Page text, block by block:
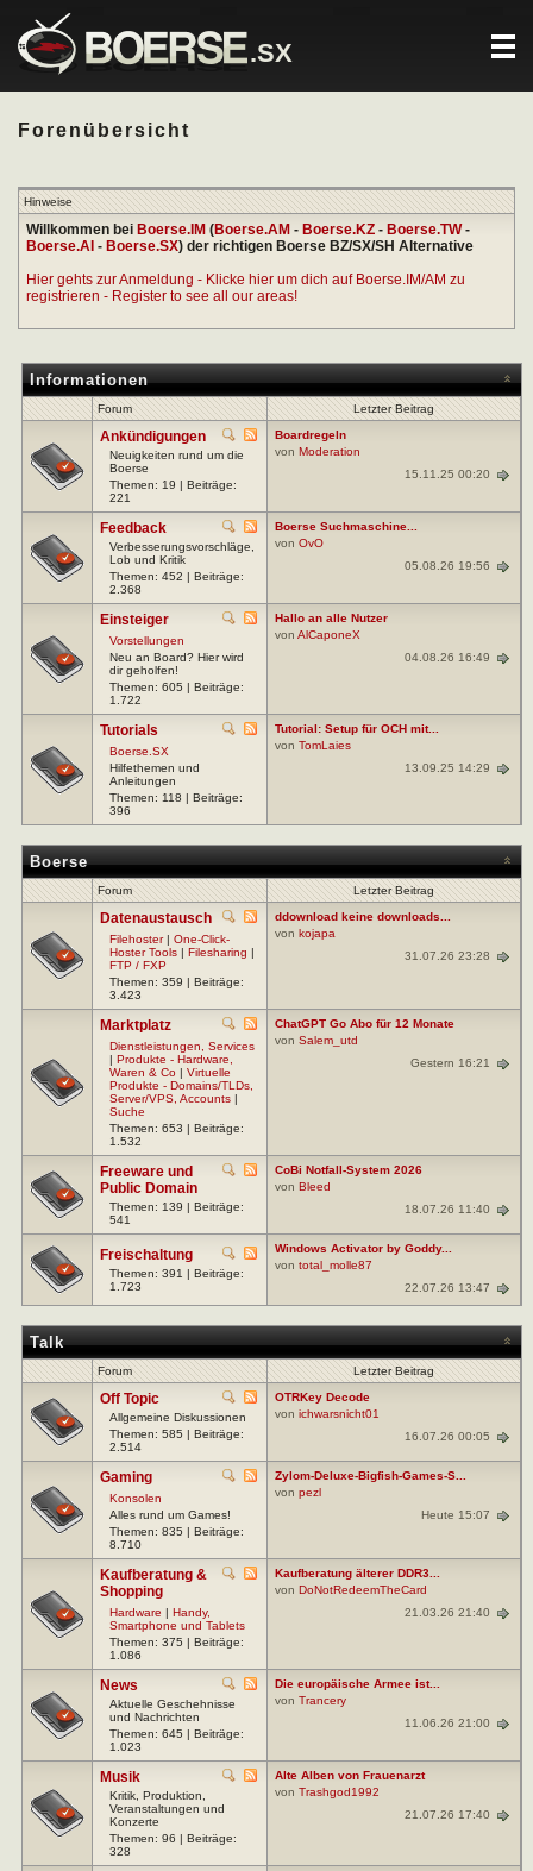
.SX
Forenübersicht
Hinweise
Willkommen bei Boerse.IM (Boerse.AM - Boerse.KZ - Boerse.TW-
Boerse.AI - Boerse.SX) der richtigen Boerse BZ/SX/SH Alternative
Hier gehts zur Anmeldung - Klicke hier um dich auf Boerse.IM/AM zu
registrieren - Register to see all our areas!
Informationen
Forum Letzter Beitrag
Ankündigungen
Neuigkeiten rund um die
Boerse
Themen: 19 | Beiträge:
221
Boardregeln
von Moderation
15.11.25 00:20
Feedback
Verbesserungsvorschläge,
Lob und Kritik
Themen: 452 | Beiträge:
2.368
Boerse Suchmaschine...
von OvO
05.08.26 19:56
Einsteiger
Vorstellungen
Neu an Board? Hier wird
dir geholfen!
Themen: 605 | Beiträge:
1.722
Hallo an alle Nutzer
von AlCaponeX
04.08.26 16:49
Tutorials
Boerse.SX
Hilfethemen und
Anleitungen
Themen: 118 | Beiträge:
396
Tutorial: Setup für OCH mit...
von TomLaies
13.09.25 14:29
Boerse
Forum Letzter Beitrag
Datenaustausch
Filehoster| One-Click-
Hoster Tools | Filesharing |
FTP / FXP
Themen: 359 | Beiträge:
3.423
ddownload keine downloads...
von kojapa
31.07.26 23:28
Marktplatz
Dienstleistungen, Services
| Produkte - Hardware,
Waren & Co | Virtuelle
Produkte - Domains/TLDs,
Server/VPS, Accounts |
Suche
Themen: 653 | Beiträge:
1.532
ChatGPT Go Abo für 12 Monate
von Salem_utd
Gestern 16:21
Freeware und
Public Domain
Themen: 139 | Beiträge:
541
CoBi Notfall-System 2026
von Bleed
18.07.26 11:40
Freischaltung
Themen: 391 | Beiträge:
1.723
Windows Activator by Goddy...
von total_molle87
22.07.26 13:47
Talk
Forum Letzter Beitrag
Off Topic
Allgemeine Diskussionen
Themen: 585 | Beiträge:
2.514
OTRKey Decode
von ichwarsnicht01
16.07.26 00:05
Gaming
Konsolen
Alles rund um Games!
Themen: 835 | Beiträge:
8.710
Zylom-Deluxe-Bigfish-Games-S...
von pezl
Heute 15:07
Kaufberatung &
Shopping
Hardware | Handy,
Smartphone und Tablets
Themen: 375 | Beiträge:
1.086
Kaufberatung älterer DDR3...
von DoNotRedeemTheCard
21.03.26 21:40
News
Aktuelle Geschehnisse
und Nachrichten
Themen: 645 | Beiträge:
1.023
Die europäische Armee ist...
von Trancery
11.06.26 21:00
Musik
Kritik, Produktion,
Veranstaltungen und
Konzerte
Themen: 96 | Beiträge:
328
Alte Alben von Frauenarzt
von Trashgod1992
21.07.26 17:40